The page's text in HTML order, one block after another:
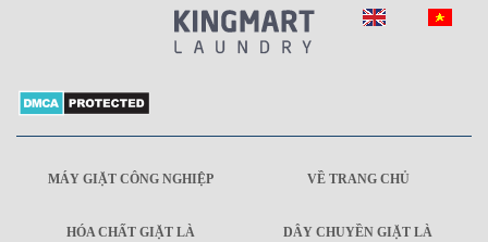
MÁY GIẶT CÔNG NGHIỆP VỀ TRANG CHỦ
HÓA CHẤT GIẶT LÀ DÂY CHUYỀN GIẶT LÀ